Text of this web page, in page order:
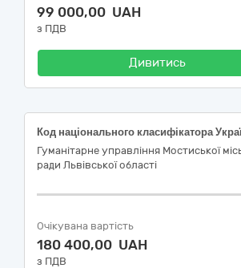
99 000,00 UAH
з ПДВ
Дивитись
Гуманітарне управління Мостиської
ради Львівської області
Очікувана вартість
180 400,00 UAH
з ПДВ